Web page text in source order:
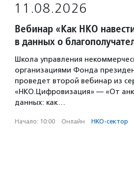
11.08.2026
Вебинар «Как НКО
в данных о
Школа управления
организациями Фонда
проведет второй вебинар из
«НКО.Цифровизация» — «От
данных: как…
Начало: 10:00 · Онлайн · НКО-сектор